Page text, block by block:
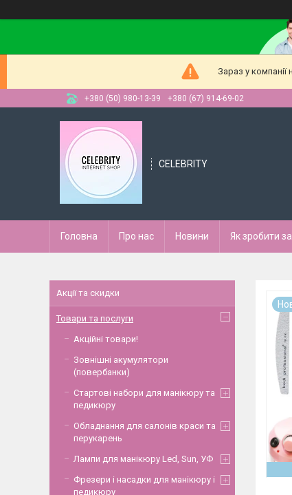
Зараз у
+380 (50) 980-13-39 +380 (67) 914-69-02
CELEBRITY
Головна Про нас Новини Як зробити
Акції та скидки
Товари та послуги
Акційні товари!
Зовнішні акумулятори
(повербанки)
Стартові набори для манікюру та
педикюру
Обладнання для салонів краси та
перукарень
Лампи для манікюру Led, Sun, УФ
Фрезери і насадки для манікюру і
педикюру